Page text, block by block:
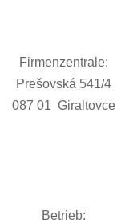
Firmenzentrale:
Prešovská 541/4
087 01 Giraltovce
Betrieb: